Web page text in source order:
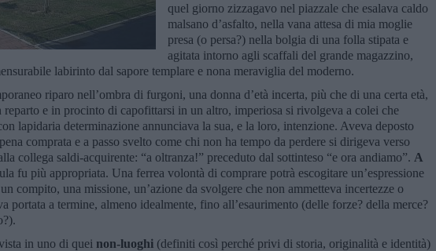
quel giorno zizzagavo nel piazzale che esalava caldo
malsano d’asfalto, nella vana attesa di mia moglie
presa (o persa?) nella bolgia di una folla stipata e
agitata intorno agli scaffali del grande magazzino,
labirinto dal sapore templare e nona meraviglia del moderno.
riparo nell’ombra di furgoni, una donna d’età incerta, più che di una certa età,
reparto e in procinto di capofittarsi in un altro, imperiosa si rivolgeva a colei che
lapidaria determinazione annunciava la sua, e la loro, intenzione. Aveva deposto
comprata e a passo svelto come chi non ha tempo da perdere si dirigeva verso
collega saldi-acquirente: “a oltranza!” preceduto dal sottinteso “e ora andiamo”. A
fu più appropriata. Una ferrea volontà di comprare potrà escogitare un’espressione
compito, una missione, un’azione da svolgere che non ammetteva incertezze o
portata a termine, almeno idealmente, fino all’esaurimento (delle forze? della merce?
in uno di quei non-luoghi (definiti così perché privi di storia, originalità e identità)